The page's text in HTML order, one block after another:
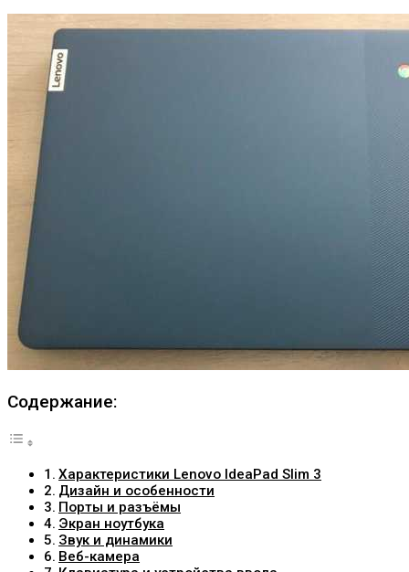
Содержание:
Характеристики Lenovo IdeaPad Slim 3
Дизайн и особенности
Порты и разъёмы
Экран ноутбука
Звук и динамики
Веб-камера